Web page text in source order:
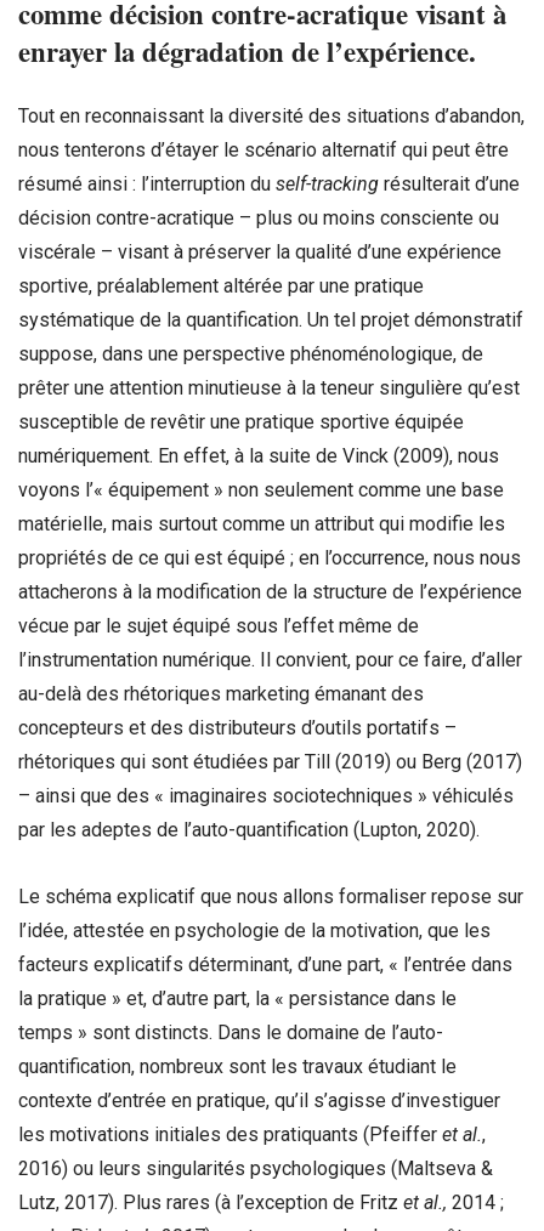
comme décision contre-acratique visant à
enrayer la dégradation de l’expérience.
Tout en reconnaissant la diversité des situations d’abandon,
nous tenterons d’étayer le scénario alternatif qui peut être
résumé ainsi : l’interruption du self-tracking résulterait d’une
décision contre-acratique – plus ou moins consciente ou
viscérale – visant à préserver la qualité d’une expérience
sportive, préalablement altérée par une pratique
systématique de la quantification. Un tel projet démonstratif
suppose, dans une perspective phénoménologique, de
prêter une attention minutieuse à la teneur singulière qu’est
susceptible de revêtir une pratique sportive équipée
numériquement. En effet, à la suite de Vinck (2009), nous
voyons l’« équipement » non seulement comme une base
matérielle, mais surtout comme un attribut qui modifie les
propriétés de ce qui est équipé ; en l’occurrence, nous nous
attacherons à la modification de la structure de l’expérience
vécue par le sujet équipé sous l’effet même de
l’instrumentation numérique. Il convient, pour ce faire, d’aller
au-delà des rhétoriques marketing émanant des
concepteurs et des distributeurs d’outils portatifs –
rhétoriques qui sont étudiées par Till (2019) ou Berg (2017)
– ainsi que des « imaginaires sociotechniques » véhiculés
par les adeptes de l’auto-quantification (Lupton, 2020).
Le schéma explicatif que nous allons formaliser repose sur
l’idée, attestée en psychologie de la motivation, que les
facteurs explicatifs déterminant, d’une part, « l’entrée dans
la pratique » et, d’autre part, la « persistance dans le
temps » sont distincts. Dans le domaine de l’auto-
quantification, nombreux sont les travaux étudiant le
contexte d’entrée en pratique, qu’il s’agisse d’investiguer
les motivations initiales des pratiquants (Pfeiffer et al.,
2016) ou leurs singularités psychologiques (Maltseva &
Lutz, 2017). Plus rares (à l’exception de Fritz et al., 2014 ;